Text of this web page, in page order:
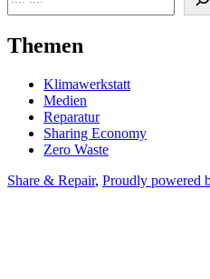
Themen
Klimawerkstatt
Medien
Reparatur
Sharing Economy
Zero Waste
Share & Repair, Proudly powered